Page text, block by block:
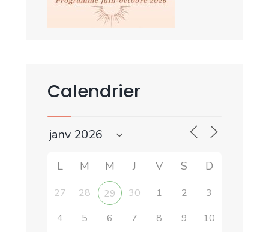
Calendrier
L M M J V S D
27 28 29 30 1 2
3
4
5 6 7 8 9
10